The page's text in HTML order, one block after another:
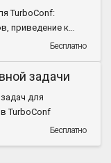
TurboConf:
приведение к
Бесплатно
задачи
для
TurboConf
Бесплатно